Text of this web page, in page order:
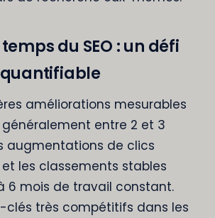
du SEO : un défi
améliorations mesurables
entre 2 et 3
augmentations de clics
les classements stables
6 mois de travail constant.
clés très compétitifs dans les